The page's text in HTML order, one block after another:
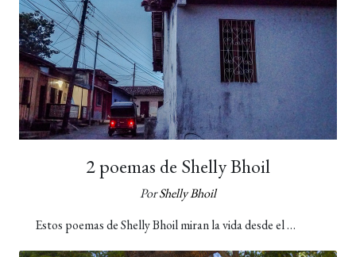
2 poemas de Shelly Bhoil
PorShelly Bhoil
Estos poemas de Shelly Bhoil miran la vida desde el …